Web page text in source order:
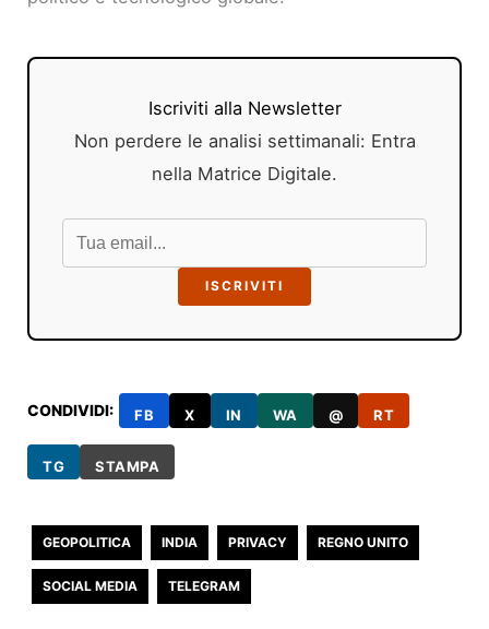
Iscriviti alla Newsletter
Non perdere le analisi settimanali: Entra
nella Matrice Digitale.
ISCRIVITI
CONDIVIDI: FB X IN WA @ RT
TG STAMPA
GEOPOLITICA INDIA PRIVACY REGNO UNITO
SOCIAL MEDIA TELEGRAM